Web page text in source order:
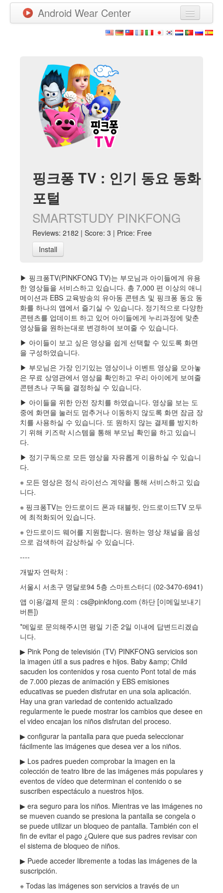
Android Wear Center
Games
New Releases
Watchfaces
More
핑크퐁 TV : 인기 동요 동화
포털
SMARTSTUDY PINKFONG
Reviews: 2182 | Score: 3 | Price: Free
Install
▶ 핑크퐁TV(PINKFONG TV)는 부모님과 아이들에게 유용
한 영상들을 서비스하고 있습니다. 총 7,000 편 이상의 애니
메이션과 EBS 교육방송의 유아동 콘텐츠 및 핑크퐁 동요 동
화를 하나의 앱에서 즐기실 수 있습니다. 정기적으로 다양한
콘텐츠를 업데이트 하고 있어 아이들에게 누리과정에 맞춘
영상들을 원하는대로 변경하여 보여줄 수 있습니다.
▶ 아이들이 보고 싶은 영상을 쉽게 선택할 수 있도록 화면
을 구성하였습니다.
▶ 부모님은 가장 인기있는 영상이나 이벤트 영상을 모아놓
은 무료 상영관에서 영상을 확인하고 우리 아이에게 보여줄
콘텐츠나 구독을 결정하실 수 있습니다.
▶ 아이들을 위한 안전 장치를 하였습니다. 영상을 보는 도
중에 화면을 눌러도 멈추거나 이동하지 않도록 화면 잠금 장
치를 사용하실 수 있습니다. 또 원하지 않는 결제를 방지하
기 위해 키즈락 시스템을 통해 부모님 확인을 하고 있습니
다.
▶ 정기구독으로 모든 영상을 자유롭게 이용하실 수 있습니
다.
※ 모든 영상은 정식 라이선스 계약을 통해 서비스하고 있습
니다.
※ 핑크퐁TV는 안드로이드 폰과 태블릿, 안드로이드TV 모두
에 최적화되어 있습니다.
※ 안드로이드 웨어를 지원합니다. 원하는 영상 채널을 음성
으로 검색하여 감상하실 수 있습니다.
----
개발자 연락처 :
서울시 서초구 명달로94 5층 스마트스터디 (02-3470-6941)
앱 이용/결제 문의 : cs@pinkfong.com (하단 [이메일보내기
버튼])
*메일로 문의해주시면 평일 기준 2일 이내에 답변드리겠습
니다.
▶ Pink Pong de televisión (TV) PINKFONG servicios son
la imagen útil a sus padres e hijos. Baby &amp; Child
sacuden los contenidos y rosa cuento Pont total de más
de 7.000 piezas de animación y EBS emisiones
educativas se pueden disfrutar en una sola aplicación.
Hay una gran variedad de contenido actualizado
regularmente le puede mostrar los cambios que desee en
el video encajan los niños disfrutan del proceso.
▶ configurar la pantalla para que pueda seleccionar
fácilmente las imágenes que desea ver a los niños.
▶ Los padres pueden comprobar la imagen en la
colección de teatro libre de las imágenes más populares y
eventos de vídeo que determinan el contenido o se
suscriben espectáculo a nuestros hijos.
▶ era seguro para los niños. Mientras ve las imágenes no
se mueven cuando se presiona la pantalla se congela o
se puede utilizar un bloqueo de pantalla. También con el
fin de evitar el pago ¿Quiere que sus padres revisar con
el sistema de bloqueo de niños.
▶ Puede acceder libremente a todas las imágenes de la
suscripción.
※ Todas las imágenes son servicios a través de un